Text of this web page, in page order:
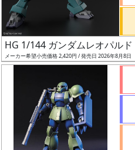
HG 1/144 ガンダムレオパルド
メーカー希望小売価格 2,420円 / 発売日 2026年8月8日